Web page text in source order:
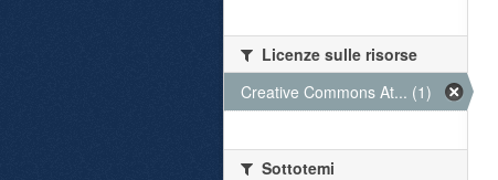
Licenze sulle risorse
Creative Commons At... (1)
Sottotemi